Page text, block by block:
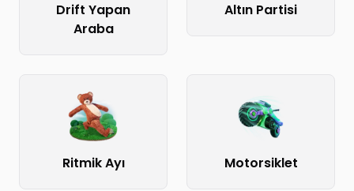
Drift Yapan
Araba
Altın Partisi
Ritmik Ayı Motorsiklet